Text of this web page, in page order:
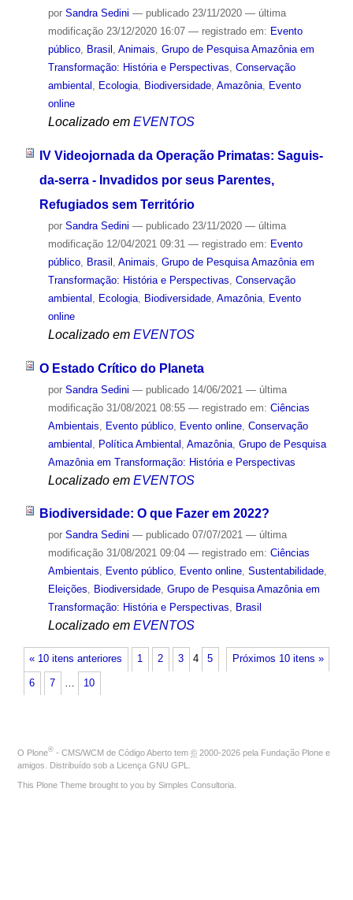
por Sandra Sedini — publicado23/11/2020 — última
modificação23/12/2020 16:07 — registrado em: Evento
público, Brasil , Animais, Grupo de Pesquisa Amazônia em
Transformação: História e Perspectivas, Conservação
ambiental , Ecologia, Biodiversidade, Amazônia, Evento
online
Localizado em EVENTOS
IV Videojornada da Operação Primatas: Saguis-
da-serra - Invadidos por seus Parentes,
Refugiados sem Território
por Sandra Sedini — publicado23/11/2020 — última
modificação12/04/2021 09:31 — registrado em: Evento
público, Brasil Animais Grupo de Pesquisa Amazônia em
Transformação: História e Perspectivas Conservação
ambiental
Ecologia, Biodiversidade, Amazônia,
Evento
online
Localizado em EVENTOS
O Estado Crítico do Planeta
por Sandra Sedini — publicado14/06/2021 — última
modificação31/08/2021 08:55 — registrado em: Ciências
Ambientais
Evento público, Evento online, Conservação
ambiental
Política Ambiental Amazônia, Grupo de Pesquisa
Amazônia em Transformação: História e Perspectivas
Localizado em EVENTOS
Biodiversidade: O que Fazer em 2022?
por Sandra Sedini — publicado07/07/2021 — última
modificação31/08/2021 09:04 — registrado em: Ciências
Ambientais, Evento público, Evento online, Sustentabilidade,
Eleições, Biodiversidade, Grupo de Pesquisa Amazônia em
Transformação: História e Perspectivas, Brasil
Localizado em EVENTOS
« 10 itens anteriores Próximos 10 itens »
1 2 3 4 5
6 7 … 10
O Plone® - CMS/WCM de Código Aberto tem © 2000-2026 pela Fundação Plone e
amigos. Distribuído sob a Licença GNU GPL
This Plone Theme brought to you by Simples Consultoria